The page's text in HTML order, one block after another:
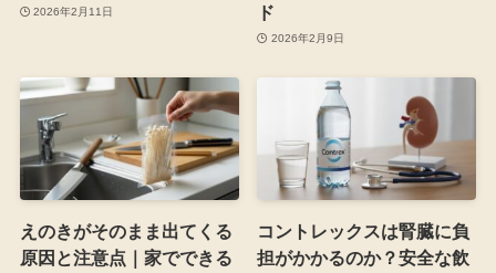
2026年2月11日
ド
2026年2月9日
えのきがそのまま出てくる
原因と注意点｜家でできる
コントレックスは腎臓に負
担がかかるのか？安全な飲